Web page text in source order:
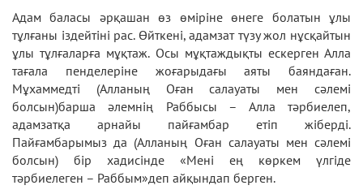
Адам баласы әрқашан өз өміріне өнеге болатын ұлы
тұлғаны іздейтіні рас. Өйткені, адамзат түзу жол нұсқайтын
ұлы тұлғаларға мұқтаж. Осы мұқтаждықты ескерген Алла
тағала пенделеріне жоғарыдағы аяты баяндаған.
Мұхаммедті (Алланың Оған салауаты мен сәлемі
болсын)барша әлемнің Раббысы – Алла тәрбиелеп,
адамзатқа арнайы пайғамбар етіп жіберді.
Пайғамбарымыз да (Алланың Оған салауаты мен сәлемі
болсын) бір хадисінде «Мені ең көркем үлгіде
тәрбиелеген – Раббым»деп айқындап берген.